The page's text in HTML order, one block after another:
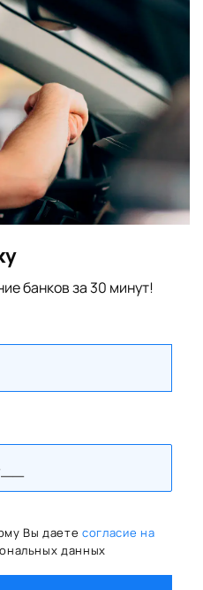
банков за 30 минут!
Вы даете согласие на
данных